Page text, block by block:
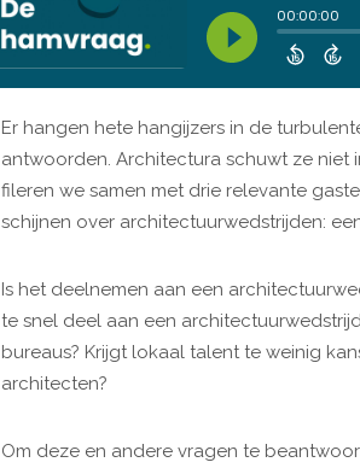
Er hangen hete hangijzers in de
antwoorden. Architectura schuwt ze niet
fileren we samen met drie relevante
schijnen over architectuurwedstrijden:
Is het deelnemen aan een
te snel deel aan een
bureaus? Krijgt lokaal talent te weinig
architecten?
Om deze en andere vragen te